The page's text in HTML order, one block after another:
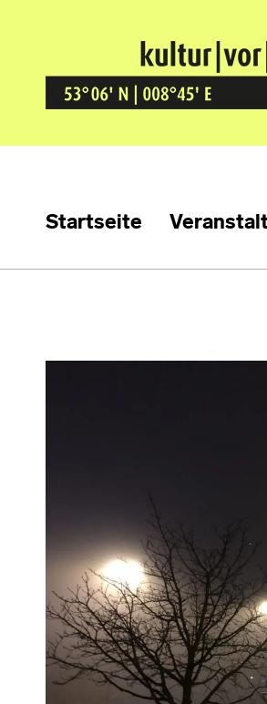
Kultur Vor Ort
BREMEN GRÖPELINGEN
Startseite